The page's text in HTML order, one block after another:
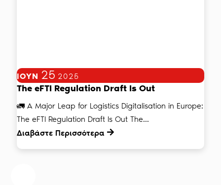
ΙΟΎΝ 25 2025
The eFTI Regulation Draft Is Out
🚛 A Major Leap for Logistics Digitalisation in Europe:
The eFTI Regulation Draft Is Out The...
Διαβάστε Περισσότερα